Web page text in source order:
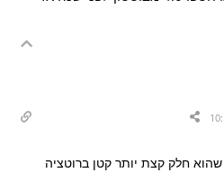
שהוא חלק קצת יותר קטן ברוטציה